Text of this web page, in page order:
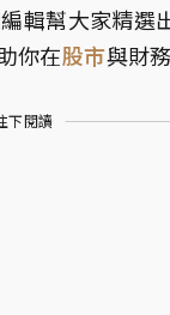
輯幫大家精選
你在股市與財
下閱讀